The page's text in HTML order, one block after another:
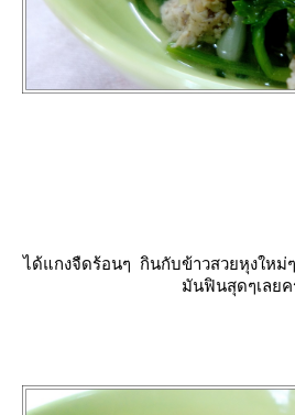
ได้แกงจืดร้อนๆ กินกับข้าวสวยหุงให
มันฟินสุดๆเลยค